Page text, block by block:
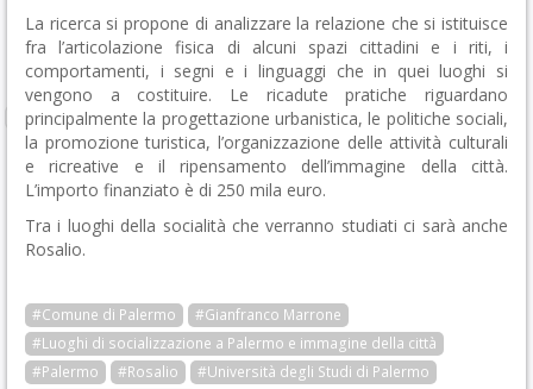
La ricerca si propone di analizzare la relazione che si istituisce
fra l’articolazione fisica di alcuni spazi cittadini e i riti, i
comportamenti, i segni e i linguaggi che in quei luoghi si
vengono a costituire. Le ricadute pratiche riguardano
principalmente la progettazione urbanistica, le politiche sociali,
la promozione turistica, l’organizzazione delle attività culturali
e ricreative e il ripensamento dell’immagine della città.
L’importo finanziato è di 250 mila euro.
Tra i luoghi della socialità che verranno studiati ci sarà anche
Rosalio.
#Comune di Palermo
#Gianfranco Marrone
#Luoghi di socializzazione a Palermo e immagine della città
#Palermo
#Rosalio
#Università degli Studi di Palermo